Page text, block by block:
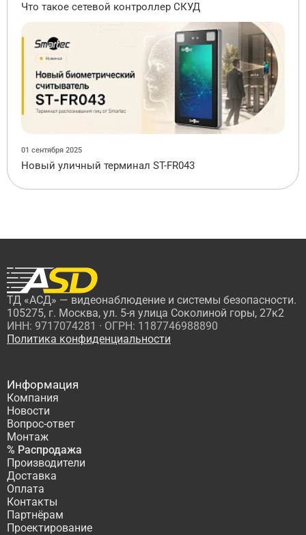
Что такое сетевой контроллер СКУД
01 сентября 2025
Новый уличный терминал ST-FR043
ТД «АСД» — видеонаблюдение и системы безопасности.
105275, г. Москва, ул. 5-я улица Соколиной горы, 27к2
ИНН: 9717074281 · ОГРН: 1187746988890
Политика конфиденциальности
Информация
Компания
Новости
Вопрос-ответ
Монтаж
% Распродажа
Производители
Доставка
Оплата
Контакты
Партнёрам
Проектирование